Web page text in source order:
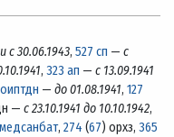
с 30.06.1943, 527 сп — с
, 323 ап — с 13.09.1941
— до 01.08.1941, 127
— с 23.10.1941 до 10.10.1942,
, 274 (67) орхз, 365